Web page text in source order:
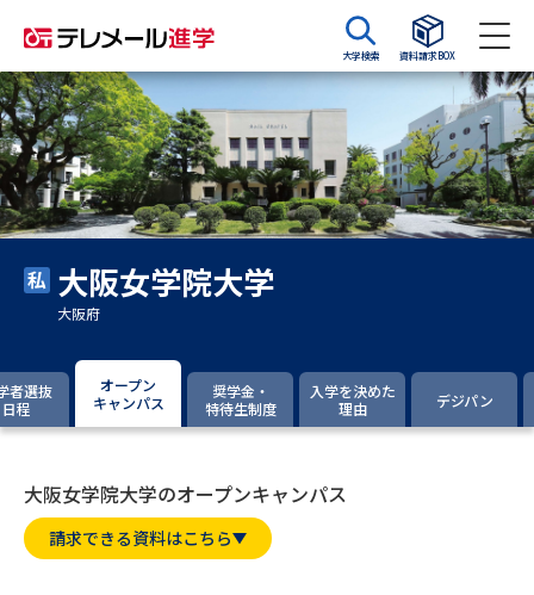
大学検索 資料請求BOX
資料請求 資料検索
大学・短大の資料種類から請求
大学パンフ
集要項＆願書
過去問題集
専門学校の資料請求
大阪女学院大学
大阪府
者選抜
日程
オープン
キャンパス
奨学金・
特待生制度
入学を決めた
理由
デジパン
大阪女学院大学のオープンキャンパス
請求できる資料はこちら